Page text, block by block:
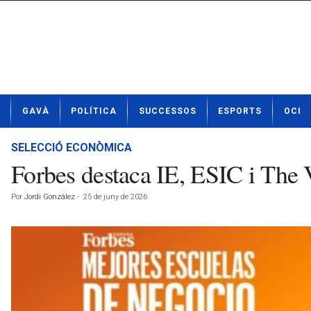
t
GAVÀ POLÍTICA SUCCESSOS ESPORTS OCI
SELECCIÓ ECONÒMICA
Forbes destaca IE, ESIC i
Por Jordi González - 25 de juny de 2026